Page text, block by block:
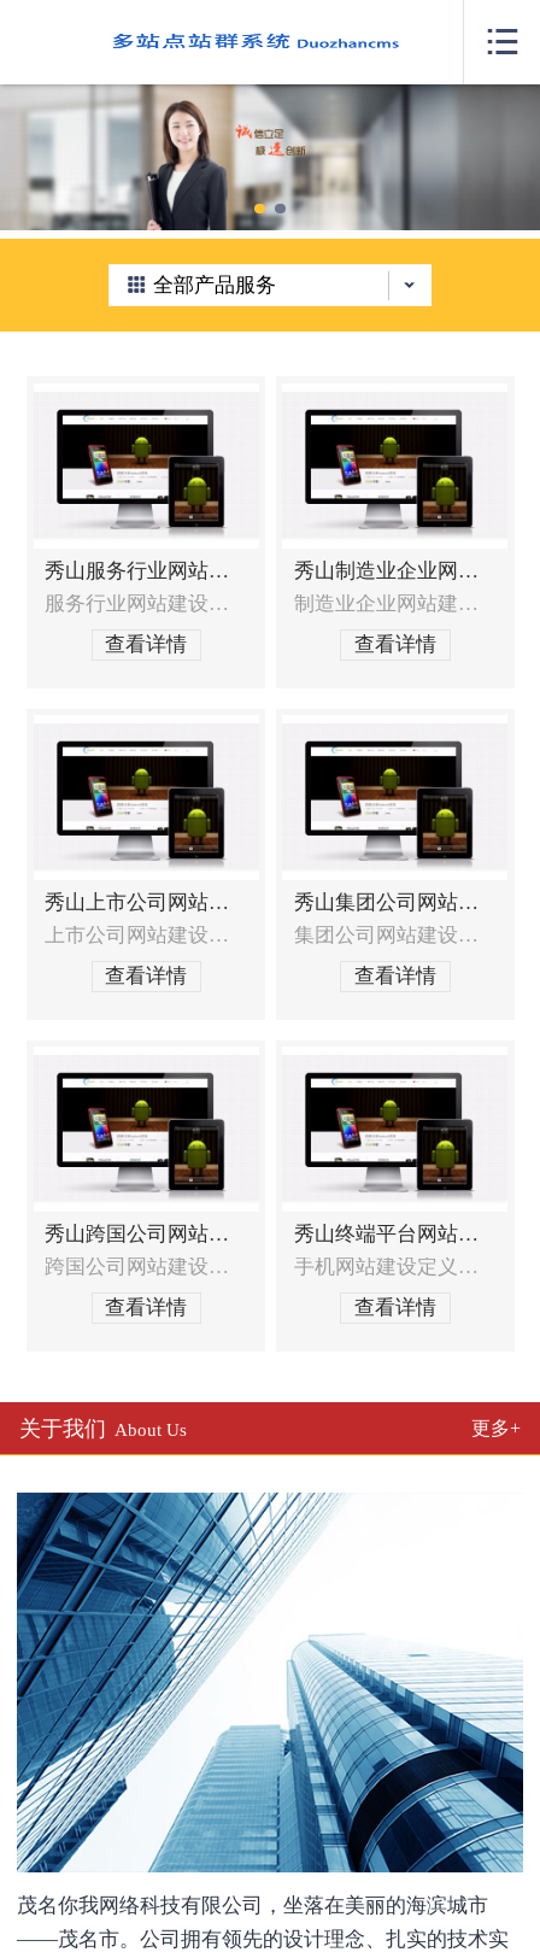
关于我们
案例展示
产品服务
新闻中心
人才招聘
联系我们
城市分站

全部产品服务
秀山服务行业网站建设
服务行业网站建设的特殊需求 如何定位网站类型、服务重点、目标客户？如何在展示服务的同时更好的展现出品牌价值，提升企业在客户心中的印象？如何将服务与互动体验相结合，提升客户体验度？如何充分展现服务品质和综合实力，从而引起客户兴趣，产生共鸣，增加信任？如何才能更快地获得更多的客户和商机？ 服务行业网站建设解决方案
查看详情
秀山制造业企业网站建设
制造业企业网站建设的重点需求如何让客户产生信赖感？如何让网站的凸显价值？如何让网站即具有设计品质，又能直接明了的展现企业特色？如何展示产品并让客户快速找到他想要的产品？如何让更多的潜在客户找到您？能否进行长期运营维护？制造业企业网站建设解决方案制造业企业的建站解决方案是在以往制造业企业网站建设的丰厚经验基础上，加以提炼
查看详情
秀山上市公司网站建设
上市公司网站建设的特殊需求上市公司网站形象未收到重视，影响投资者的判断；上市公司网站未能及时披露信息，不能为投资者带来帮助；上市公司网络正面口碑信息和公信力缺失，降低投资者信心；上市公司网站建设服务范围网站定位分析及建议，包含网站策划布局和结构，形成一整套解决方案；上市公司网站的形象界面创意设计以及DIV前台结构布局；系
查看详情
秀山集团公司网站建设
集团公司网站建设的特殊需求 集团跨行业经营，涉猎各个产业，旗下企业众多，产品线庞大，如何整合并得到展示效果？团有着悠久的历史文化、强大的团队、充沛的资源、丰富的经验，如何整合并得到展示效果？集团区域性广，牵涉到众多下属公司，如何进行网站整体管控，并让下属公司参与到运营和管理中来？集团网站的架构该如何进行规划？才能
查看详情
秀山跨国公司网站建设
跨国公司网站建设的特殊需求跨国公司网站需要收到全球战略的统一部署，如何达到全球战略与本地化服务的统一？跨国公司网站如何在全球统一界面风格定义的基础上符合中国本土用户的浏览习惯？跨国公司网站如何达到其他国家的标准和要求？如何处理跨国公司网站异地同步技术？跨国公司网站建设服务范围网站定位分析及建议，包含网站策划布局和结构，
查看详情
秀山终端平台网站建设
手机网站建设定义发展趋势随着手机用户日益增多，那么手机网站已经不仅仅局限于WAP，其表现形式基本已经接近互联网电脑站点，它的普及率也会越来越广泛。它真正实现了，方便、安全、快速等作用以及效果。移动终端及及移动网络环境（3G、WIFI等）的升级，使用手机查看网页和上网的人也会越来越多，应用也越来越广泛，手机网站建设领域将会为企业
查看详情
关于我们 About Us 更多+
茂名你我网络科技有限公司，坐落在美丽的海滨城市
——茂名市。公司拥有领先的设计理念、扎实的技术实